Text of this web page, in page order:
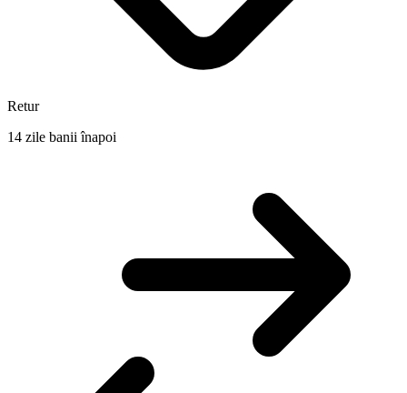
Retur
14 zile banii înapoi